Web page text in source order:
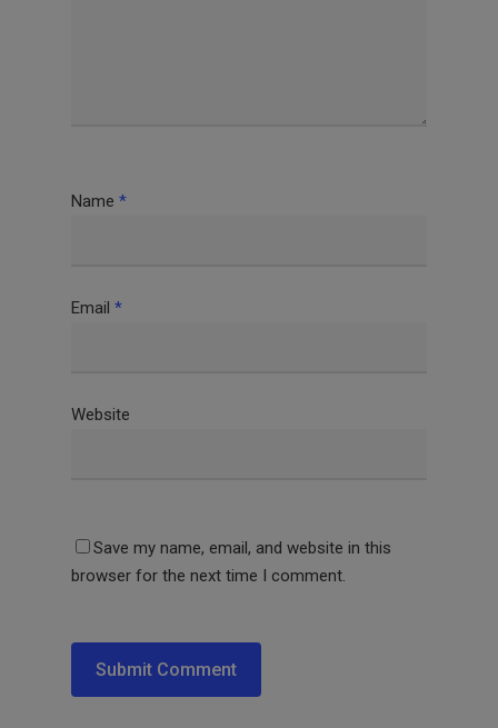
Name *
Email *
Website
Save my name, email, and website in this
browser for the next time I comment.